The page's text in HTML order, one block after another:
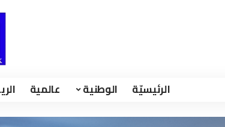
الرئيسيّة الوطنية عالمية